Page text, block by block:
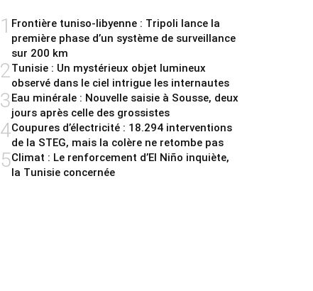
1 Frontière tuniso-libyenne : Tripoli lance la
première phase d’un système de surveillance
sur 200 km
2Tunisie : Un mystérieux objet lumineux
observé dans le ciel intrigue les internautes
3Eau minérale : Nouvelle saisie à Sousse, deux
jours après celle des grossistes
4Coupures d’électricité : 18.294 interventions
de la STEG, mais la colère ne retombe pas
5Climat : Le renforcement d’El Niño inquiète,
la Tunisie concernée